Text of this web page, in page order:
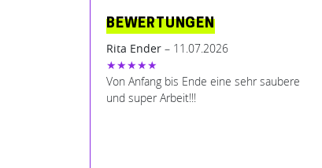
BEWERTUNGEN
Rita Ender – 11.07.2026
★★★★★
Von Anfang bis Ende eine sehr saubere
und super Arbeit!!!